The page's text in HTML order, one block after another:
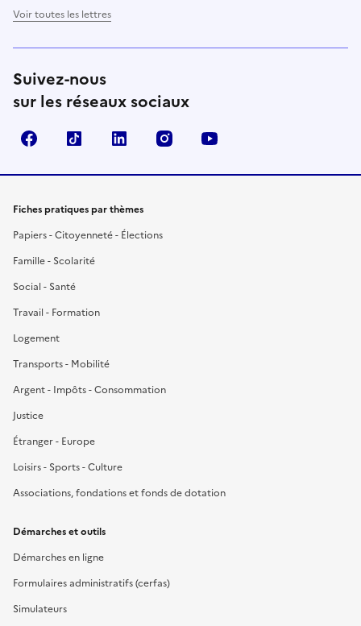
Voir toutes les lettres
Suivez-nous
sur les réseaux sociaux
FacebookTikTok LinkedIn Instagram
Fiches pratiques par thèmes
Papiers - Citoyenneté - Élections
Famille - Scolarité
Social - Santé
Travail - Formation
Logement
Transports - Mobilité
Argent - Impôts - Consommation
Justice
Étranger - Europe
Loisirs - Sports - Culture
Associations, fondations et fonds de dotation
Démarches et outils
Démarches en ligne
Formulaires administratifs (cerfas)
Simulateurs